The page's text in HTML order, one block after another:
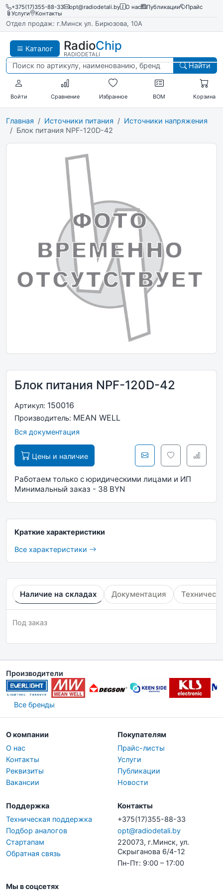
+375(17)355-88-33 opt@radiodetali.by О нас Публикации
Прайс
Услуги
Контакты
Отдел продаж: г.Минск ул. Бирюзова, 10А
Каталог RadioChip
RADIODETALI
Найти
Войти Сравнение Избранное BOM Корзина
Главная Источники питания
Источники напряжения
Блок питания NPF-120D-42
Блок питания NPF-120D-42
Артикул: 150016
Производитель: MEAN WELL
Вся документация
Цены и наличие
Работаем только с юридическими лицами и ИП
Минимальный заказ - 38 BYN
Краткие характеристики
Все характеристики
Наличие на складах Документация
Под заказ
Производители
Все бренды
О компании
О нас
Контакты
Реквизиты
Вакансии
Покупателям
Прайс-листы
Услуги
Публикации
Новости
Поддержка
Техническая поддержка
Подбор аналогов
Стартапам
Обратная связь
Контакты
+375(17)355-88-33
opt@radiodetali.by
220073, г.Минск, ул.
Скрыганова 6/4-12
Пн-Пт: 9:00 – 17:00
Мы в соцсетях